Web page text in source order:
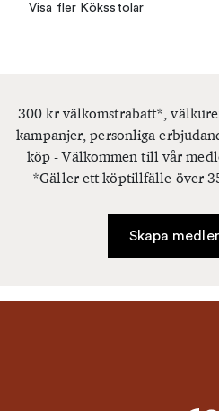
Visa fler Köksstolar
300 kr välkomstrabatt*,
kampanjer, personliga
köp - Välkommen till vår
*Gäller ett köptillfälle över
Skapa